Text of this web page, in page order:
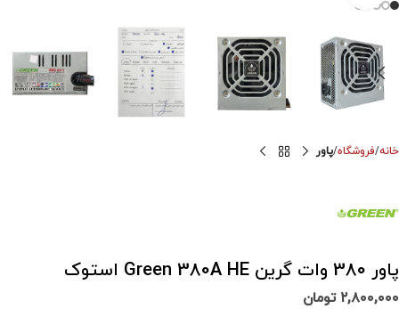
خانه فروشگاه پاور
پاور 380 وات گرین Green 380A HE استوک
۲,۸۰۰,۰۰۰ تومان